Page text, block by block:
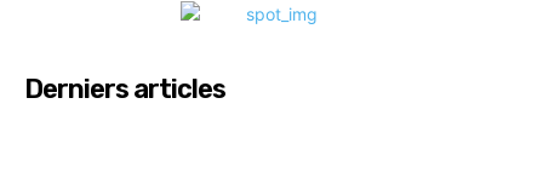
Derniers articles